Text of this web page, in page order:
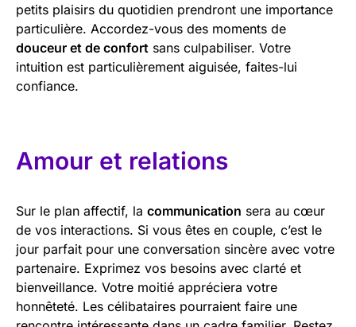
petits plaisirs du quotidien prendront une importance
particulière. Accordez-vous des moments de
douceur et de confort sans culpabiliser. Votre
intuition est particulièrement aiguisée, faites-lui
confiance.
Amour et relations
Sur le plan affectif, la communication sera au cœur
de vos interactions. Si vous êtes en couple, c’est le
jour parfait pour une conversation sincère avec votre
partenaire. Exprimez vos besoins avec clarté et
bienveillance. Votre moitié appréciera votre
honnêteté. Les célibataires pourraient faire une